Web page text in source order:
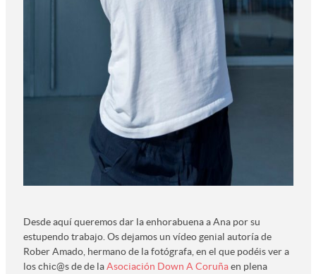
Desde aquí queremos dar la enhorabuena a Ana por su
estupendo trabajo. Os dejamos un vídeo genial autoría de
Rober Amado, hermano de la fotógrafa, en el que podéis ver a
los chic@s de de laAsociación Down A Coruñaen plena